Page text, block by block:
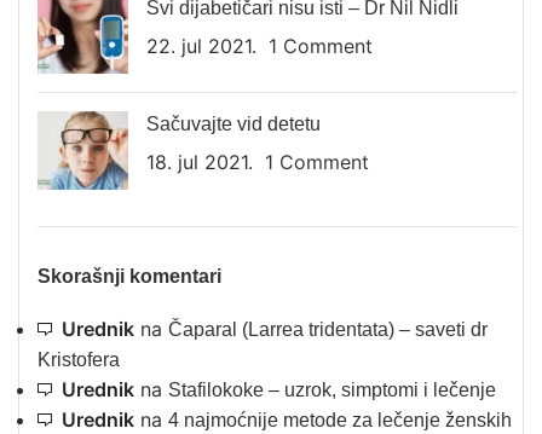
Svi dijabetičari nisu isti – Dr Nil Nidli
22. jul 2021. 1 Comment
Sačuvajte vid detetu
18. jul 2021. 1 Comment
Skorašnji komentari
Urednik na Čaparal (Larrea tridentata) – saveti dr
Kristofera
Urednik na Stafilokoke – uzrok, simptomi i lečenje
Urednik na 4 najmoćnije metode za lečenje ženskih